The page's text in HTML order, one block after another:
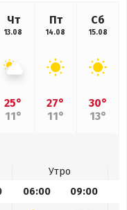
Чт
13.08
25°
11°
Пт
14.08
27°
11°
Сб
15.08
30°
13°
Утро
06:00 09:00